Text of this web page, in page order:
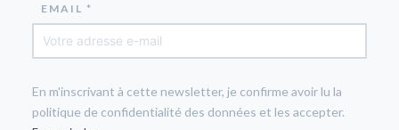
EMAIL *
En m'inscrivant à cette newsletter, je confirme avoir lu la
politique de confidentialité des données et les accepter.